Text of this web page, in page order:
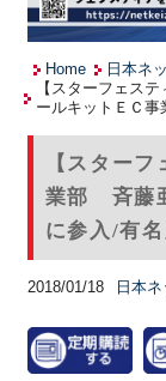
Home 日本ネ
【スターフェス
ールキットＥＣ
【スター
業部 斉藤
に参入/有
2018/01/18 日本